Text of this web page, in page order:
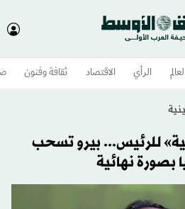
العالم الرأي الاقتصاد ثقافة وفنون
للرئيس... بيرو تسحب
بصورة نهائية